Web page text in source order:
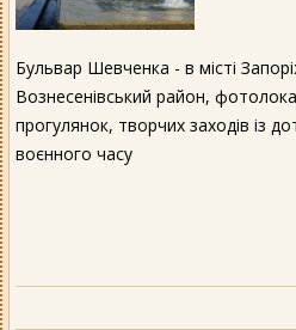
Бульвар Шевченка - в місті
Вознесенівський район,
прогулянок, творчих заходів із
воєнного часу